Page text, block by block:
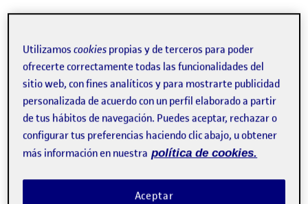
muy particulares de contraataque. Así mismo este nuevo
escenario trae consigo nuevos discursos y acciones
transnacionales que no serían posibles sin la presencia de las
TICS. Se generan novedosos debates y acción sobre el
cuerpo, ya sea a través de la crítica contra la censura de los
pezones en instagram, como por la acción de apoyo mundial
de mujeres que se cortan el pelo como forma de apoyo al
uso obligatorio del hijab en Iran. Como consecuencia
podemos hablar de un cambio de paradigma social que
incluye la reflexión sobre nuevas masculinidades como parte
necesaria y complementaria del cambio social.
Utilizamoscookies propias y de terceros para poder
ofrecerte correctamente todas las funcionalidades del
sitio web, con fines analíticos y para mostrarte publicidad
personalizada de acuerdo con un perfil elaborado a partir
de tus hábitos de navegación. Puedes aceptar, rechazar o
configurar tus preferencias haciendo clic abajo, u obtener
más información en nuestra política de cookies.
Aceptar